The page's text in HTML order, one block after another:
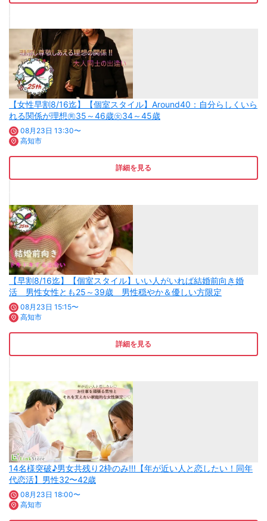
【女性早割8/16迄】【個室スタイル】Around40：自分らしくいら
れる関係が理想㊚35～46歳㊛34～45歳
08月23日 13:30〜
高知市
詳細を見る
【早割8/16迄】【個室スタイル】いい人がいれば結婚前向き婚
活 男性女性とも25～39歳 男性穏やか＆優しい方限定
08月23日 15:15〜
高知市
詳細を見る
14名様突破♪男女共残り2枠のみ!!!【年が近い人と恋したい！同年
代恋活】男性32〜42歳
08月23日 18:00〜
高知市